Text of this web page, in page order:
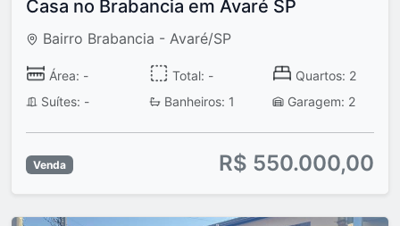
Casa no Brabancia em Avaré SP
Bairro Brabancia - Avaré/SP
Área: - Total: -
Quartos: 2
Suítes: -
Banheiros: 1 Garagem: 2
Venda R$ 550.000,00